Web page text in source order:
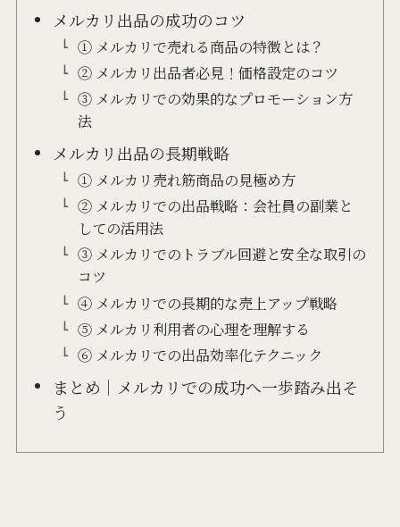
メルカリ出品の成功のコツ
① メルカリで売れる商品の特徴とは？
② メルカリ出品者必見！価格設定のコツ
③ メルカリでの効果的なプロモーション方
法
メルカリ出品の長期戦略
① メルカリ売れ筋商品の見極め方
② メルカリでの出品戦略：会社員の副業と
しての活用法
③ メルカリでのトラブル回避と安全な取引の
コツ
④ メルカリでの長期的な売上アップ戦略
⑤ メルカリ利用者の心理を理解する
⑥ メルカリでの出品効率化テクニック
まとめ｜メルカリでの成功へ一歩踏み出そ
う